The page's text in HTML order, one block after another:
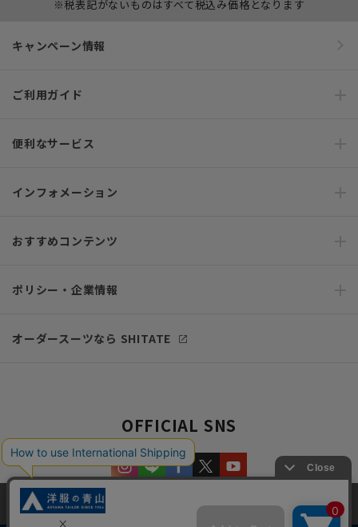
※税表記がないものはすべて税込み価格となります
キャンペーン情報
ご利用ガイド
便利なサービス
インフォメーション
おすすめコンテンツ
ポリシー・企業情報
オーダースーツなら SHITATE
OFFICIAL SNS